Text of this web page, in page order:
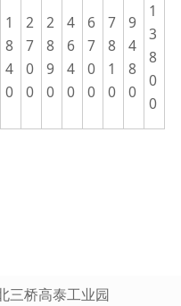
1
8
4
0
2
7
0
0
2
8
9
0
4
6
4
0
6
7
0
0
7
8
1
0
9
4
8
0
1
3
8
0
0
三桥高泰工业园